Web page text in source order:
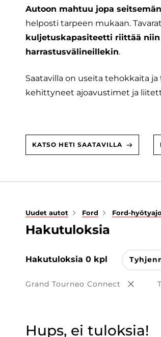
Autoon mahtuu jopa
helposti tarpeen mukaan.
kuljetuskapasiteetti riittää
harrastusvälineillekin.
Saatavilla on useita tehokkaita
kehittyneet ajoavustimet ja
KATSO HETI SAATAVILLA
Uudet autot Ford Ford-
Hakutuloksia
Hakutuloksia 0 kpl
Grand Tourneo Connect Poista
Hups, ei tuloksia!